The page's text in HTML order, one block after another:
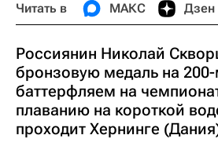
Читать в МАКС Дзен
Россиянин Николай
бронзовую медаль на
баттерфляем на
плаванию на короткой
проходит Хернинге